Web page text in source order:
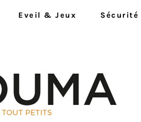
Eveil & Jeux Sécurité